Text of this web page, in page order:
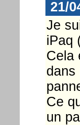
21/
Je
iPaq
Cela
dans
Ce
un